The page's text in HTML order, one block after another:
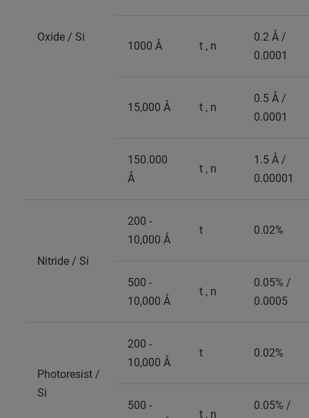
Oxide / Si
1000 Å t , n
0.2 Å /
0.0001
15,000 Å t , n
0.5 Å /
0.0001
150.000
Å
t , n
1.5 Å /
0.00001
Nitride / Si
200 -
10,000 Å
t 0.02%
500 -
10,000 Å
t , n
0.05% /
0.0005
Photoresist /
Si
200 -
10,000 Å
t 0.02%
500 -
t , n
0.05% /